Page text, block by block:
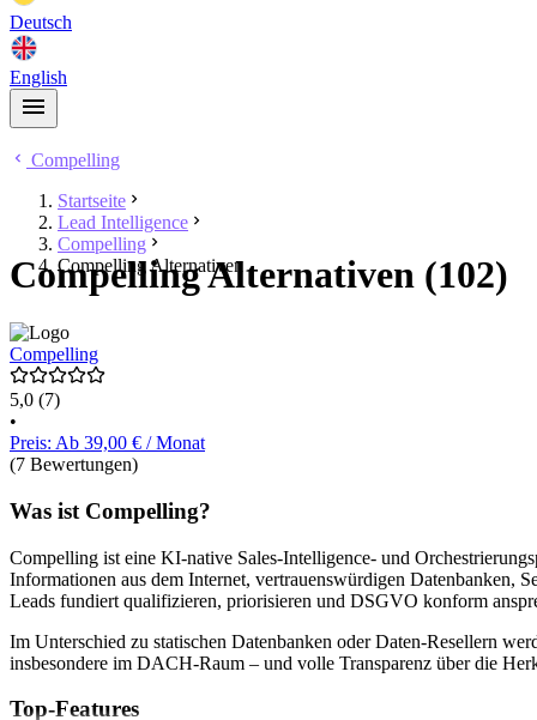
Deutsch
English
Compelling
Startseite
Lead Intelligence
Compelling
Compelling Alternativen
Compelling Alternativen (102)
Compelling
5,0 (7)
•
Preis: Ab 39,00 € / Monat
(7 Bewertungen)
Was ist Compelling?
Compelling ist eine KI-native Sales-Intelligence- und
Informationen aus dem Internet, vertrauenswürdigen Datenbanken,
Leads fundiert qualifizieren, priorisieren und DSGVO konform
Im Unterschied zu statischen Datenbanken oder Daten-Resellern
insbesondere im DACH-Raum – und volle Transparenz über die
Top-Features